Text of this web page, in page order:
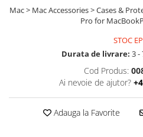
Mouse Gaming
Periferice PC
Camere Web
Adaptoare
Mac > Mac Accessories > Cases &
Pro for
STOC
Durata de livrare: 3 -
Cod Produs:
Ai nevoie de ajutor?
Adauga la Favorite